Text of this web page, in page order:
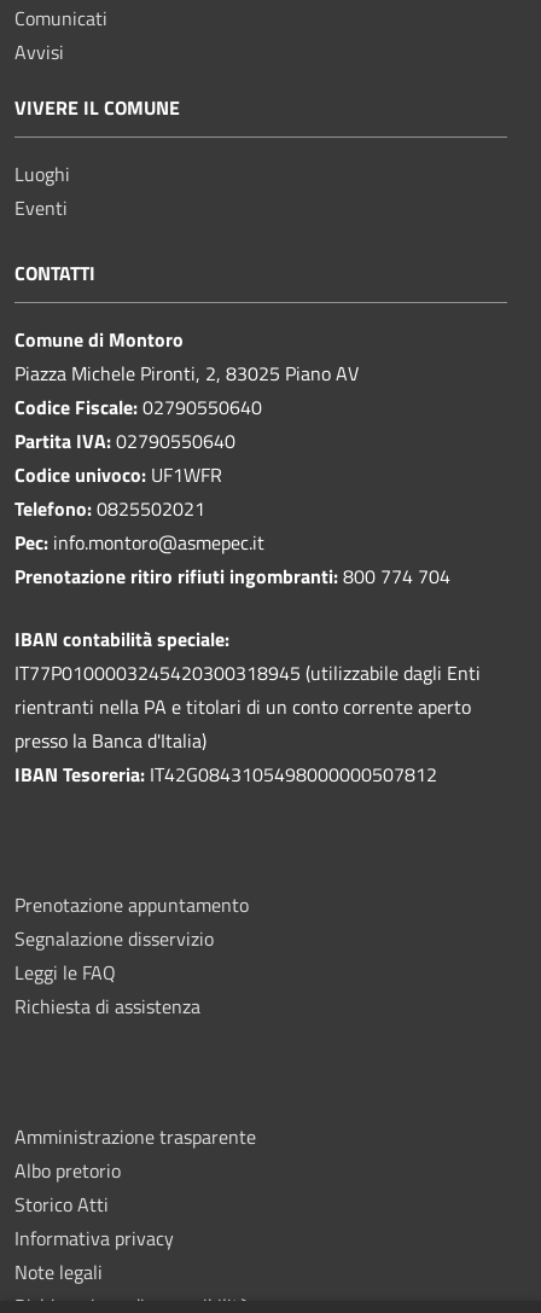
Comunicati
Avvisi
VIVERE IL COMUNE
Luoghi
Eventi
CONTATTI
Comune di Montoro
Piazza Michele Pironti, 2, 83025 Piano AV
Codice Fiscale:02790550640
Partita IVA:02790550640
Codice univoco: UF1WFR
Telefono:0825502021
Pec: info.montoro@asmepec.it
Prenotazione ritiro rifiuti ingombranti:800 774 704
IBAN contabilità speciale:
IT77P0100003245420300318945 (utilizzabile dagli Enti
rientranti nella PA e titolari di un conto corrente aperto
presso la Banca d'Italia)
IBAN Tesoreria: IT42G0843105498000000507812
Prenotazione appuntamento
Segnalazione disservizio
Leggi le FAQ
Richiesta di assistenza
Amministrazione trasparente
Albo pretorio
Storico Atti
Informativa privacy
Note legali
Dichiarazione di accessibilità